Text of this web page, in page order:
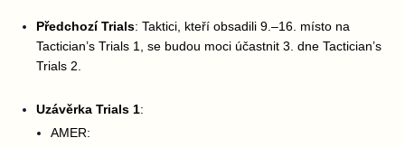
Předchozí Trials: Taktici, kteří obsadili 9.–16. místo na
Tactician’s Trials 1, se budou moci účastnit 3. dne Tactician’s
Trials 2.
Uzávěrka Trials 1:
AMER: